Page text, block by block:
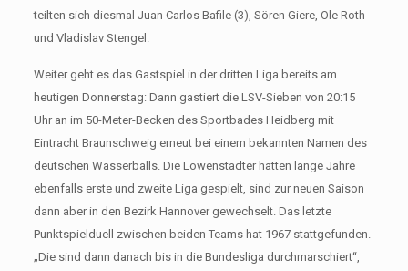
teilten sich diesmal Juan Carlos Bafile (3), Sören Giere, Ole Roth
und Vladislav Stengel.
Weiter geht es das Gastspiel in der dritten Liga bereits am
heutigen Donnerstag: Dann gastiert die LSV-Sieben von 20:15
Uhr an im 50-Meter-Becken des Sportbades Heidberg mit
Eintracht Braunschweig erneut bei einem bekannten Namen des
deutschen Wasserballs. Die Löwenstädter hatten lange Jahre
ebenfalls erste und zweite Liga gespielt, sind zur neuen Saison
dann aber in den Bezirk Hannover gewechselt. Das letzte
Punktspielduell zwischen beiden Teams hat 1967 stattgefunden.
„Die sind dann danach bis in die Bundesliga durchmarschiert“,